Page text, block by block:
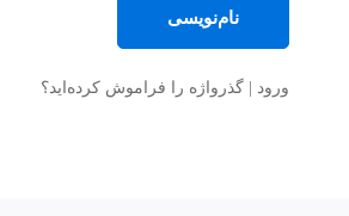
ورود گذرواژه را فراموش کرده‌اید؟